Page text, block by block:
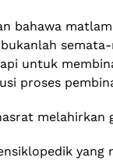
bahawa
untuk
proses
melahirkan
yang